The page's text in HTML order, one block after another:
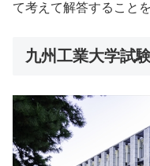
て考えて解答すること
九州工業大学試